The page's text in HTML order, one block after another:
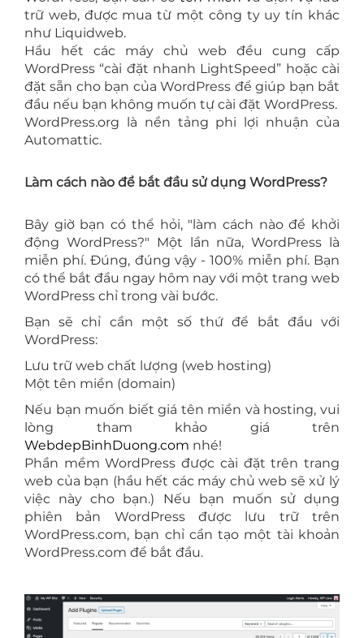
trữ web, được mua từ một công ty uy tín khác
như Liquidweb.
Hầu hết các máy chủ web đều cung cấp
WordPress “cài đặt nhanh LightSpeed” hoặc cài
đặt sẵn cho bạn của WordPress để giúp bạn bắt
đầu nếu bạn không muốn tự cài đặt WordPress.
WordPress.org là nền tảng phi lợi nhuận của
Automattic.
Làm cách nào để bắt đầu sử dụng WordPress?
Bây giờ bạn có thể hỏi, "làm cách nào để khởi
động WordPress?" Một lần nữa, WordPress là
miễn phí. Đúng, đúng vậy - 100% miễn phí. Bạn
có thể bắt đầu ngay hôm nay với một trang web
WordPress chỉ trong vài bước.
Bạn sẽ chỉ cần một số thứ để bắt đầu với
WordPress:
Lưu trữ web chất lượng (web hosting)
Một tên miền (domain)
Nếu bạn muốn biết giá tên miền và hosting, vui
lòng tham khảo giá trên
WebdepBinhDuong.com nhé!
Phần mềm WordPress được cài đặt trên trang
web của bạn (hầu hết các máy chủ web sẽ xử lý
việc này cho bạn.) Nếu bạn muốn sử dụng
phiên bản WordPress được lưu trữ trên
WordPress.com, bạn chỉ cần tạo một tài khoản
WordPress.com để bắt đầu.